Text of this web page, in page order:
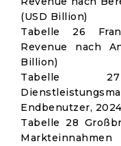
(USD Billion)
Tabelle 26
Revenue nach
Billion)
Tabelle
Endbenutzer,
Tabelle 28